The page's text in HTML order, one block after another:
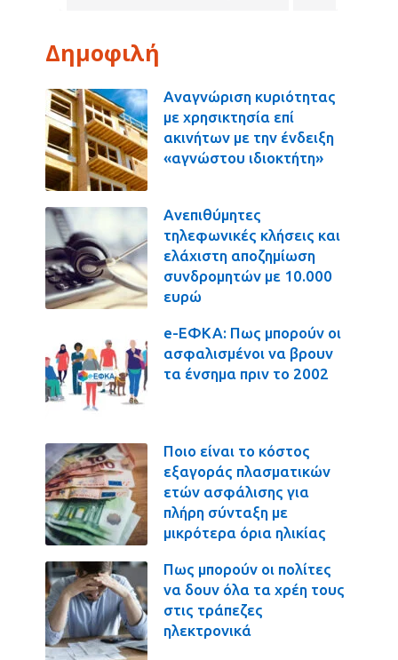
Δημοφιλή
Αναγνώριση κυριότητας
με χρησικτησία επί
ακινήτων με την ένδειξη
«αγνώστου ιδιοκτήτη»
Ανεπιθύμητες
τηλεφωνικές κλήσεις και
ελάχιστη αποζημίωση
συνδρομητών με 10.000
ευρώ
e-ΕΦΚΑ: Πως μπορούν οι
ασφαλισμένοι να βρουν
τα ένσημα πριν το 2002
Ποιο είναι το κόστος
εξαγοράς πλασματικών
ετών ασφάλισης για
πλήρη σύνταξη με
μικρότερα όρια ηλικίας
Πως μπορούν οι πολίτες
να δουν όλα τα χρέη τους
στις τράπεζες
ηλεκτρονικά